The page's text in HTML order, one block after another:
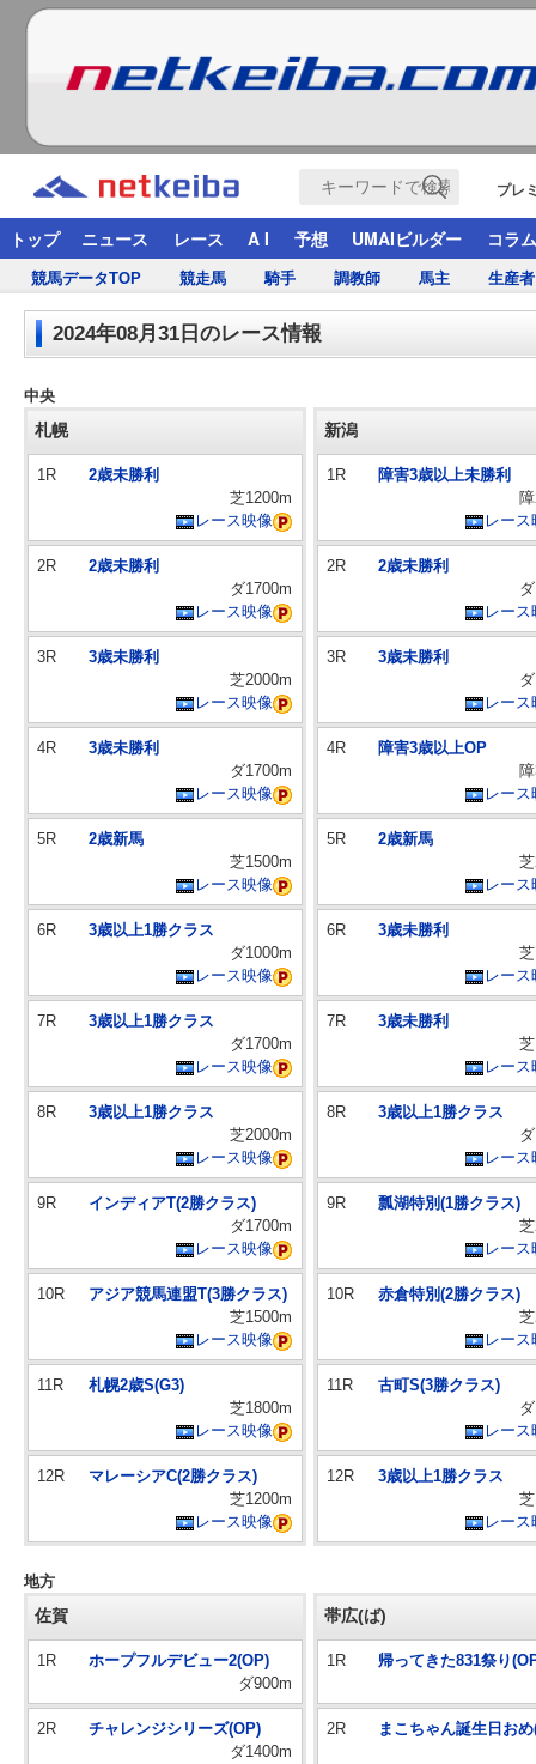
プレ
トップ ニュース レース A I 予想 UMAIビルダー コラム
競馬データTOP 競走馬 騎手 調教師 馬主 生産者
2024年08月31日のレース情報
中央
札幌
1R
2歳未勝利
芝1200m
レース映像
2R
2歳未勝利
ダ1700m
レース映像
3R
3歳未勝利
芝2000m
レース映像
4R
3歳未勝利
ダ1700m
レース映像
5R
2歳新馬
芝1500m
レース映像
6R
3歳以上1勝クラス
ダ1000m
レース映像
7R
3歳以上1勝クラス
ダ1700m
レース映像
8R
3歳以上1勝クラス
芝2000m
レース映像
9R
インディアT(2勝クラス)
ダ1700m
レース映像
10R
アジア競馬連盟T(3勝クラス)
芝1500m
レース映像
11R
札幌2歳S(G3)
芝1800m
レース映像
12R
マレーシアC(2勝クラス)
芝1200m
レース映像
新潟
1R
障害3歳以上未勝利
レース
2R
2歳未勝利
レース
3R
3歳未勝利
レース
4R
障害3歳以上OP
レース
5R
2歳新馬
レース
6R
3歳未勝利
レース
7R
3歳未勝利
レース
8R
3歳以上1勝クラス
レース
9R
瓢湖特別(1勝クラス)
レース
10R
赤倉特別(2勝クラス)
レース
11R
古町S(3勝クラス)
レース
12R
3歳以上1勝クラス
レース
地方
佐賀
1R
ホープフルデビュー2(OP)
ダ900m
2R
チャレンジシリーズ(OP)
ダ1400m
帯広(ば)
1R 帰ってきた831祭り
2R まこちゃん誕生日お